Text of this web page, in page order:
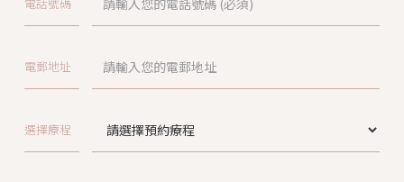
電郵地址
選擇療程